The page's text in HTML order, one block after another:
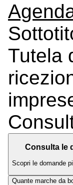
Tutela
Consulta le
Scopri le domande
Quante marche da